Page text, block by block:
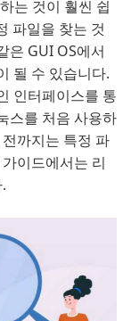
는 것이 훨씬 쉽
파일을 찾는 것
은 GUI OS에서
될 수 있습니다.
인터페이스를 통
스를 처음 사용하
까지는 특정 파
이드에서는 리